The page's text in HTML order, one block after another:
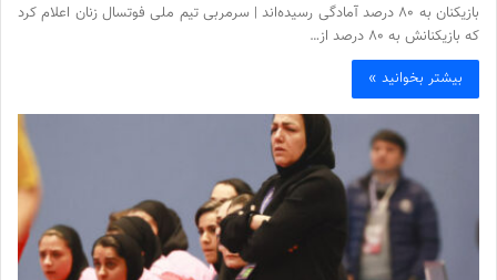
بازیکنان به ۸۰ درصد آمادگی رسیده‌اند | سرمربی تیم ملی فوتسال زنان اعلام کرد
که بازیکنانش به ۸۰ درصد از…
بیشتر بخوانید »